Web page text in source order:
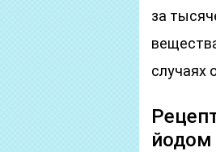
за
случаях
йодом